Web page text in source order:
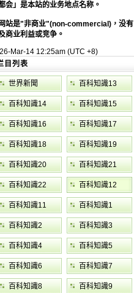
会」是本站的业务地点名称。
站是"非商业"(non-commercial)，没有
商业利益或竞争。
Mar-14 12:25am (UTC +8)
目列表
世界新聞 百科知識13
百科知識14 百科知識15
百科知識16 百科知識17
百科知識18 百科知識19
百科知識20 百科知識21
百科知識22 百科知識12
百科知識11 百科知識1
百科知識2 百科知識3
百科知識4 百科知識5
百科知識6 百科知識7
百科知識8 百科知識9